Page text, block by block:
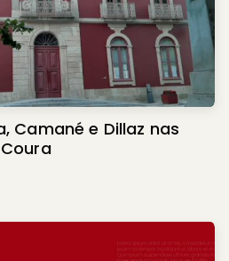
Camané e Dillaz nas